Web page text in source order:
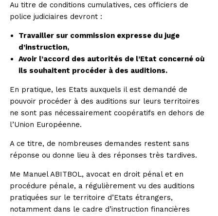
Au titre de conditions cumulatives, ces officiers de
police judiciaires devront :
Travailler sur commission expresse du juge
d’instruction,
Avoir l’accord des autorités de l’Etat concerné où
ils souhaitent procéder à des auditions.
En pratique, les Etats auxquels il est demandé de
pouvoir procéder à des auditions sur leurs territoires
ne sont pas nécessairement coopératifs en dehors de
l’Union Européenne.
A ce titre, de nombreuses demandes restent sans
réponse ou donne lieu à des réponses très tardives.
Me Manuel ABITBOL, avocat en droit pénal et en
procédure pénale, a régulièrement vu des auditions
pratiquées sur le territoire d’Etats étrangers,
notamment dans le cadre d’instruction financières